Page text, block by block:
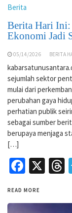
Berita
Berita Hari Ini:
Ekonomi Jadi
05/14/2026 BERITA
sejumlah sektor
mulai dari
perubahan gaya
perhatian publik
sebagai sumber
berupaya menjaga
[…]
X
READ MORE